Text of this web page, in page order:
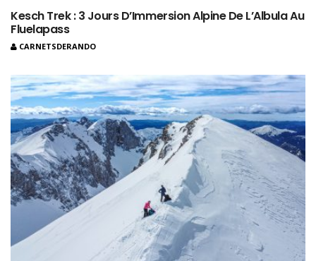
Kesch Trek : 3 Jours D’Immersion Alpine De L’Albula Au
Fluelapass
CARNETSDERANDO